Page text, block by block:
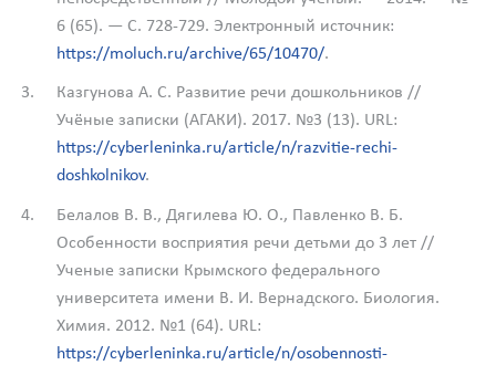
6 (65). — С. 728-729. Электронный источник:
https://moluch.ru/archive/65/10470/.
Казгунова А. С. Развитие речи дошкольников //
Учёные записки (АГАКИ). 2017. №3 (13). URL:
https://cyberleninka.ru/article/n/razvitie-rechi-
doshkolnikov.
Белалов В. В., Дягилева Ю. О., Павленко В. Б.
Особенности восприятия речи детьми до 3 лет //
Ученые записки Крымского федерального
университета имени В. И. Вернадского. Биология.
Химия. 2012. №1 (64). URL:
https://cyberleninka.ru/article/n/osobennosti-